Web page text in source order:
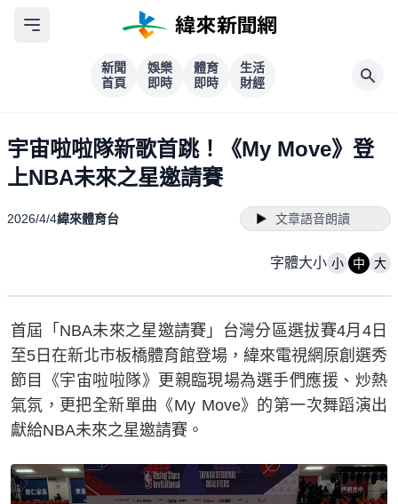
新聞
首頁
娛樂
即時
體育
即時
生活
財經
宇宙啦啦隊新歌首跳！《My Move》登
上NBA未來之星邀請賽
2026/4/4緯來體育台 文章語音朗讀
字體大小 小 中 大
首屆「NBA未來之星邀請賽」台灣分區選拔賽4月4日
至5日在新北市板橋體育館登場，緯來電視網原創選秀
節目《宇宙啦啦隊》更親臨現場為選手們應援、炒熱
氣氛，更把全新單曲《My Move》的第一次舞蹈演出
獻給NBA未來之星邀請賽。